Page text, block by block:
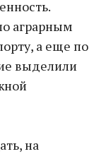
аграрным
а еще по
выделили
на